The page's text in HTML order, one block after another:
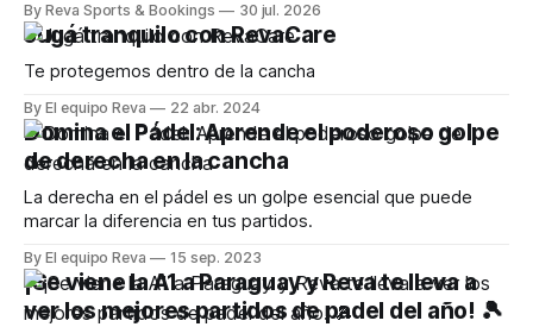
By Reva Sports & Bookings 30 jul. 2026
Jugá tranquilo con RevaCare
Te protegemos dentro de la cancha
By El equipo Reva 22 abr. 2024
Domina el Pádel: Aprende el poderoso golpe
de derecha en la cancha
La derecha en el pádel es un golpe esencial que puede
marcar la diferencia en tus partidos.
By El equipo Reva 15 sep. 2023
¡Se viene la A1 a Paraguay y Reva te lleva a
ver los mejores partidos de padel del año! 🎾